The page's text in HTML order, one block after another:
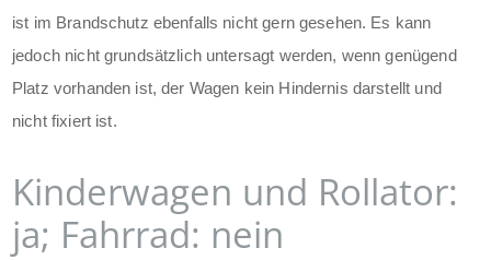
ist im Brandschutz ebenfalls nicht gern gesehen. Es kann
jedoch nicht grundsätzlich untersagt werden, wenn genügend
Platz vorhanden ist, der Wagen kein Hindernis darstellt und
nicht fixiert ist.
Kinderwagen und Rollator:
ja; Fahrrad: nein